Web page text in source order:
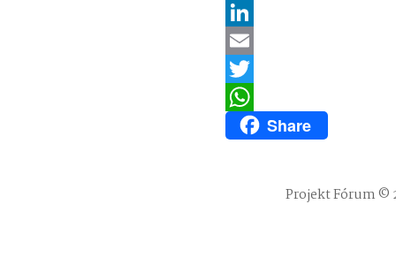
Facebook
LinkedIn
Email
Twitter
WhatsAppShare
Projekt Fórum ©